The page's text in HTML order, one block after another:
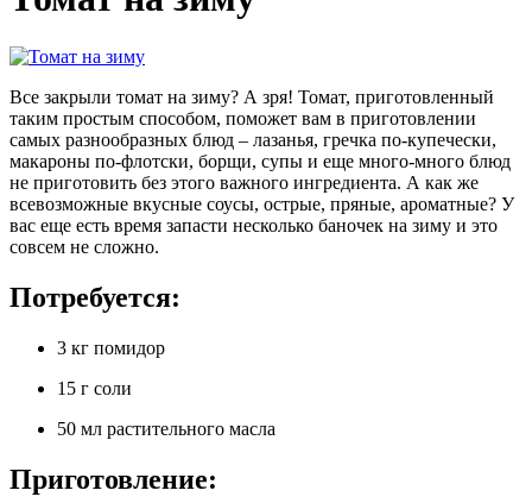
Все закрыли томат на зиму? А зря! Томат, приготовленный
таким простым способом, поможет вам в приготовлении
самых разнообразных блюд – лазанья, гречка по-купечески,
макароны по-флотски, борщи, супы и еще много-много блюд
не приготовить без этого важного ингредиента. А как же
всевозможные вкусные соусы, острые, пряные, ароматные? У
вас еще есть время запасти несколько баночек на зиму и это
совсем не сложно.
Потребуется:
3 кг помидор
15 г соли
50 мл растительного масла
Приготовление: